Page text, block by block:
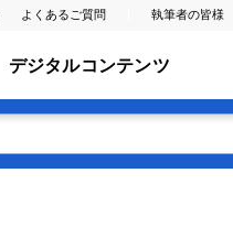
よくあるご質問 執筆者の皆様
デジタルコンテンツ